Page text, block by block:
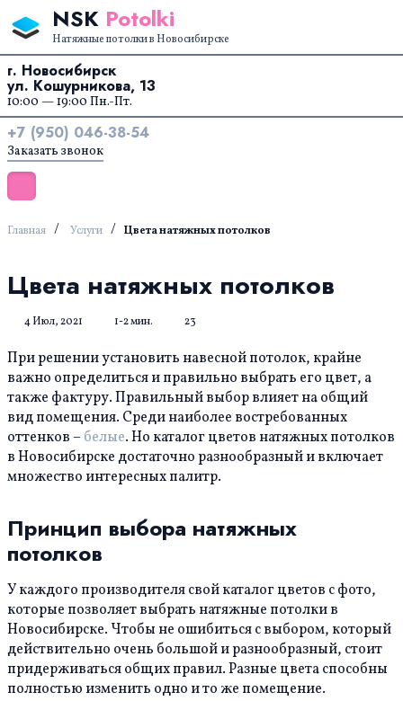
Перейти к содержанию
NSK Potolki
Натяжные потолки в Новосибирске
г. Новосибирск
ул. Кошурникова, 13
10:00 — 19:00 Пн.-Пт.
+7 (950) 046-38-54
Заказать звонок
Главная / Услуги / Цвета натяжных потолков
Цвета натяжных потолков
4 Июл, 2021 1-2 мин. 23
При решении установить навесной потолок, крайне
важно определиться и правильно выбрать его цвет, а
также фактуру. Правильный выбор влияет на общий
вид помещения. Среди наиболее востребованных
оттенков – белые. Но каталог цветов натяжных потолков
в Новосибирске достаточно разнообразный и включает
множество интересных палитр.
Принцип выбора натяжных
потолков
У каждого производителя свой каталог цветов с фото,
которые позволяет выбрать натяжные потолки в
Новосибирске. Чтобы не ошибиться с выбором, который
действительно очень большой и разнообразный, стоит
придерживаться общих правил. Разные цвета способны
полностью изменить одно и то же помещение.